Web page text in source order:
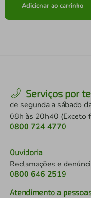
Adicionar ao carrinho
Serviços por
de segunda a sábado
08h às 20h40 (Exceto
0800 724 4770
Ouvidoria
Reclamações e
0800 646 2519
Atendimento a